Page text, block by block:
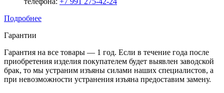
Подробнее
Гарантии
Гарантия на все товары — 1 год. Если в течение года после
приобретения изделия покупателем будет выявлен заводской
брак, то мы устраним изъяны силами наших специалистов, а
при невозможности устранения изъяна предоставим замену.